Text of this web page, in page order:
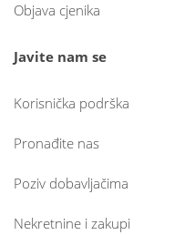
Objava cjenika
Javite nam se
Korisnička podrška
Pronađite nas
Poziv dobavljačima
Nekretnine i zakupi